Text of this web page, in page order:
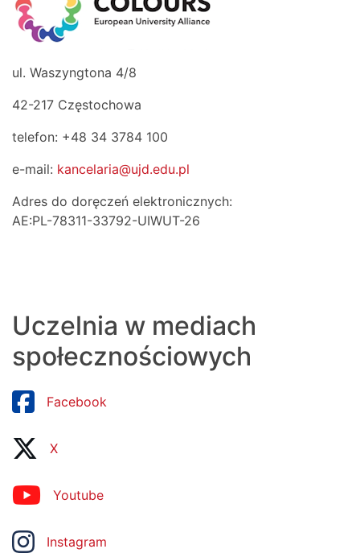
ul. Waszyngtona 4/8
42-217 Częstochowa
telefon: +48 34 3784 100
e-mail: kancelaria@ujd.edu.pl
Adres do doręczeń elektronicznych:
AE:PL-78311-33792-UIWUT-26
Uczelnia w mediach
społecznościowych
Facebook
X
Youtube
Instagram